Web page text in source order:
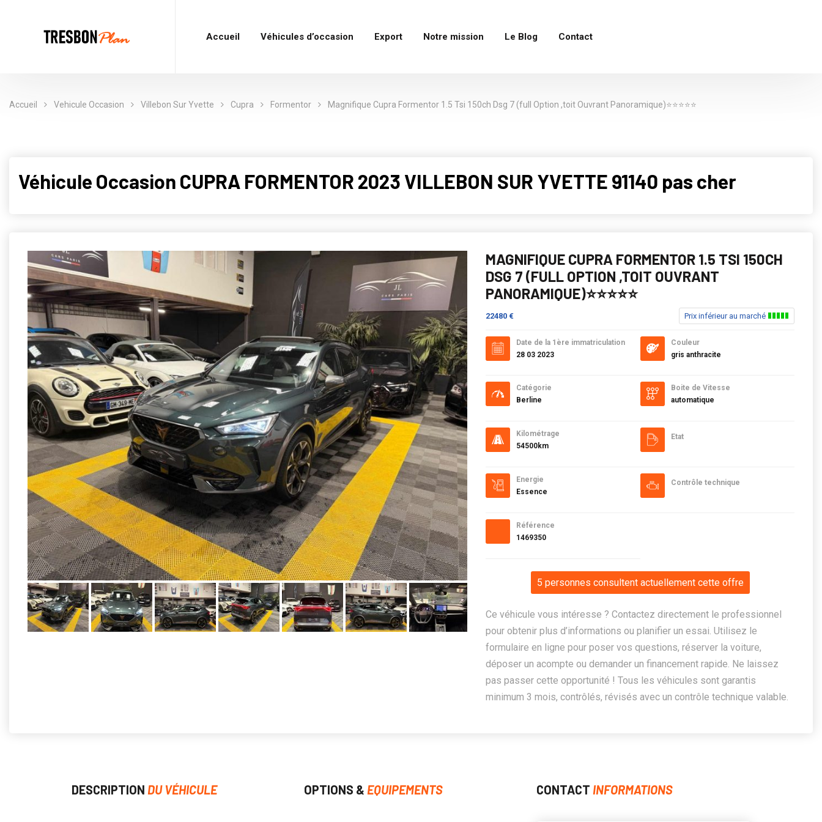
Accueil Véhicules d’occasion Export Notre mission Le Blog Contact
Accueil Vehicule Occasion Villebon Sur Yvette Cupra Formentor Magnifique Cupra Formentor 1.5 Tsi 150ch Dsg 7 (full Option ,toit Ouvrant Panoramique)⭐️⭐️⭐️⭐️⭐️
Véhicule Occasion CUPRA FORMENTOR 2023 VILLEBON SUR YVETTE 91140 pas cher
MAGNIFIQUE CUPRA FORMENTOR 1.5 TSI 150CH
DSG 7 (FULL OPTION ,TOIT OUVRANT
PANORAMIQUE)⭐️⭐️⭐️⭐️⭐️
22480 € Prix inférieur au marché
Date de la 1ère immatriculation
28 03 2023
Catégorie
Berline
Kilométrage
54500km
Energie
Essence
Référence
1469350
Couleur
gris anthracite
Boite de Vitesse
automatique
Etat
Contrôle technique
5 personnes consultent actuellement cette offre
Ce véhicule vous intéresse ? Contactez directement le professionnel
pour obtenir plus d’informations ou planifier un essai. Utilisez le
formulaire en ligne pour poser vos questions, réserver la voiture,
déposer un acompte ou demander un financement rapide. Ne laissez
pas passer cette opportunité ! Tous les véhicules sont garantis
minimum 3 mois, contrôlés, révisés avec un contrôle technique valable.
DESCRIPTION DU VÉHICULE OPTIONS & EQUIPEMENTS CONTACT INFORMATIONS